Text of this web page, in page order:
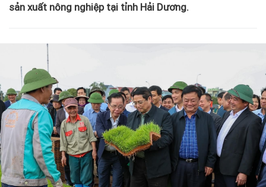
sản xuất nông nghiệp tại tỉnh Hải Dương.